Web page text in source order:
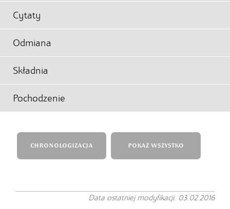
Cytaty
Odmiana
Składnia
Pochodzenie
CHRONOLOGIZACJA POKAŻ WSZYSTKO
Data ostatniej modyfikacji: 03.02.2016